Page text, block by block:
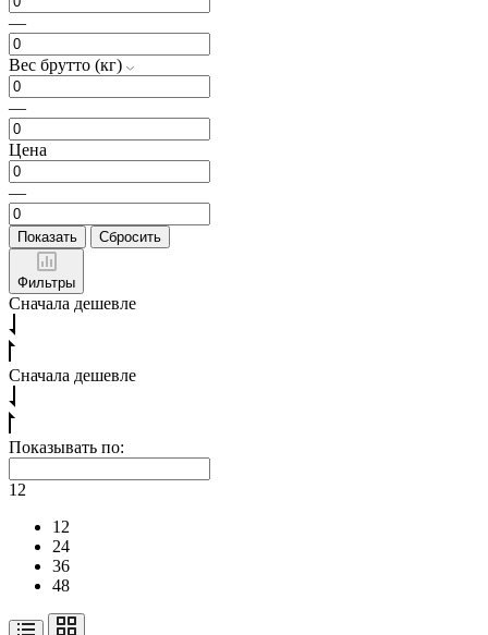
—
Вес брутто (кг)
—
Цена
—
Показать Сбросить
Фильтры
Сначала дешевле
Сначала дешевле
Показывать по:
12
12
24
36
48